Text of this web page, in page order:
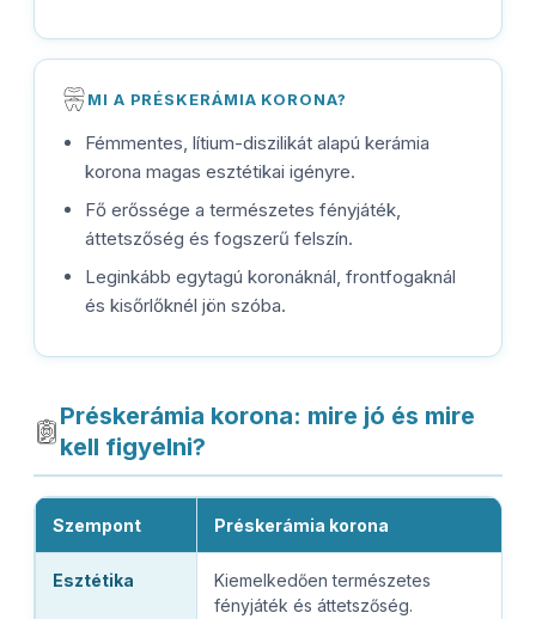
MI A PRÉSKERÁMIA KORONA?
Fémmentes, lítium-diszilikát alapú kerámia
korona magas esztétikai igényre.
Fő erőssége a természetes fényjáték,
áttetszőség és fogszerű felszín.
Leginkább egytagú koronáknál, frontfogaknál
és kisőrlőknél jön szóba.
Préskerámia korona: mire jó és mire
kell figyelni?
Szempont Préskerámia korona
Esztétika
Kiemelkedően természetes
fényjáték és áttetszőség.